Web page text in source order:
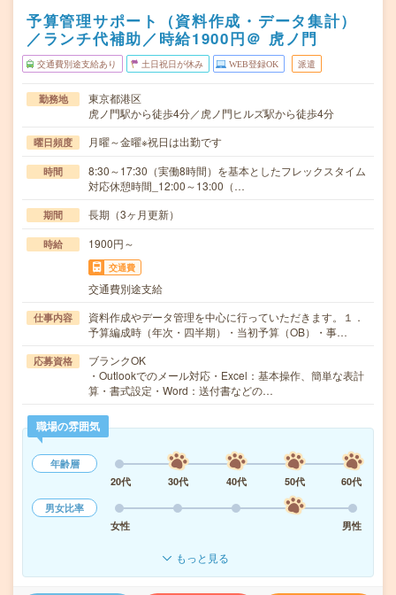
予算管理サポート（資料作成・データ集計）
／ランチ代補助／時給1900円＠ 虎ノ門
交通費別途支給あり 土日祝日が休み WEB登録OK 派遣
勤務地
東京都港区
虎ノ門駅から徒歩4分／虎ノ門ヒルズ駅から徒歩4分
曜日頻度 月曜～金曜※祝日は出勤です
時間
8:30～17:30（実働8時間）を基本としたフレックスタイム
対応休憩時間_12:00～13:00（…
期間 長期（3ヶ月更新）
時給 1900円～
交通費
交通費別途支給
仕事内容
資料作成やデータ管理を中心に行っていただきます。１．
予算編成時（年次・四半期）・当初予算（OB）・事…
応募資格
ブランクOK
・Outlookでのメール対応・Excel：基本操作、簡単な表計
算・書式設定・Word：送付書などの…
職場の雰囲気
年齢層
20代
30代 40代 50代
60代
男女比率
女性
男性
もっと見る